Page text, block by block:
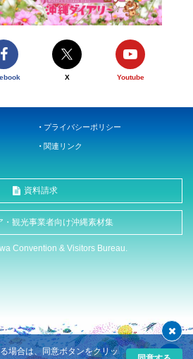
X Youtube
プライバシーポリシー
関連リンク
資料請求
・観光事業者向け沖縄素材集
Convention & Visitors Bureau.
場合は、同意ボタンをクリッ